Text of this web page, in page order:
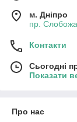
м. Дніпро
пр.
Контакти
Сьогодні
Показати
Про нас